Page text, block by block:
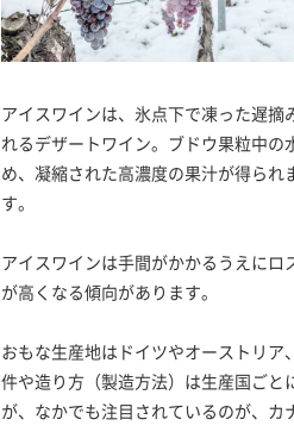
アイスワインは、氷点下で凍った遅摘
れるデザートワイン。ブドウ果粒中の
め、凝縮された高濃度の果汁が得られ
す。
アイスワインは手間がかかるうえに
が高くなる傾向があります。
おもな生産地はドイツやオーストリア
件や造り方（製造方法）は生産国ごと
が、なかでも注目されているのが、カ